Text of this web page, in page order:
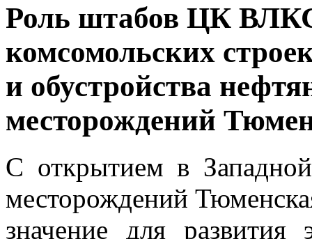
Роль штабов ЦК
комсомольских
и обустройства
месторождений
С открытием в
месторождений
значение для развития